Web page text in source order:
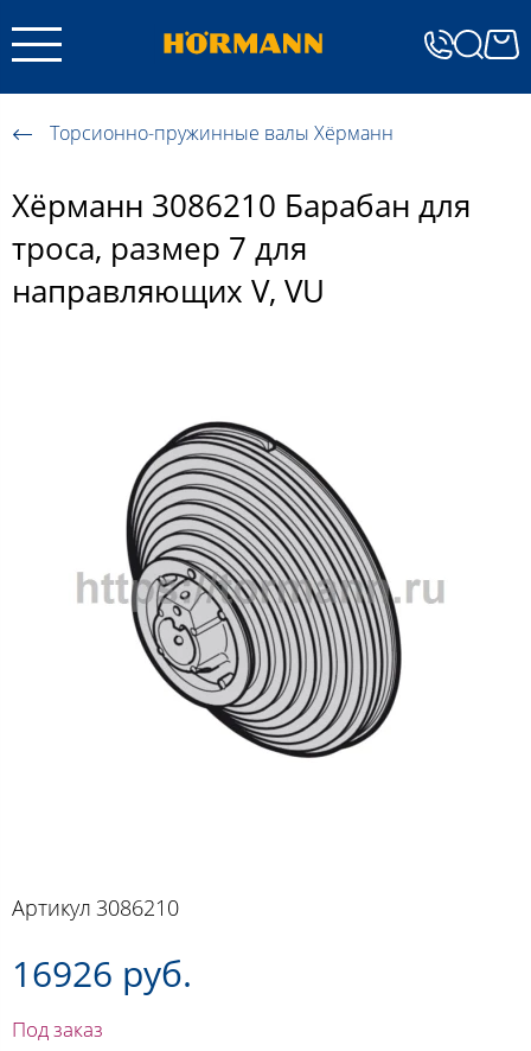
Торсионно-пружинные валы Хёрманн
Хёрманн 3086210 Барабан для
троса, размер 7 для
направляющих V, VU
Артикул 3086210
16926 руб.
Под заказ